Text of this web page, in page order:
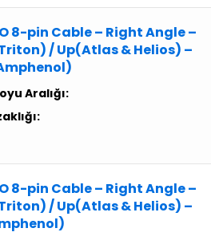
8-pin Cable – Right Angle –
/ Up(Atlas & Helios) –
Aralığı:
8-pin Cable – Right Angle –
/ Up(Atlas & Helios) –